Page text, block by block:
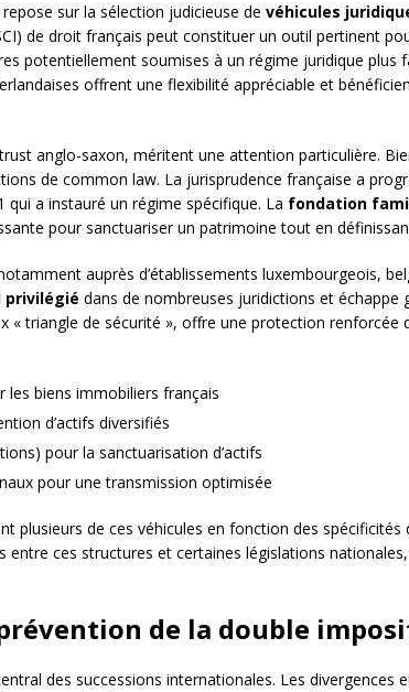
sur la sélection judicieuse de véhicules
de droit français peut constituer un outil pertinent
potentiellement soumises à un régime juridique plus
offrent une flexibilité appréciable et
anglo-saxon, méritent une attention particulière.
de common law. La jurisprudence française a
a instauré un régime spécifique. La fondation
pour sanctuariser un patrimoine tout en
auprès d’établissements luxembourgeois,
dans de nombreuses juridictions et échappe
triangle de sécurité », offre une protection renforcée
les biens immobiliers français
d’actifs diversifiés
pour la sanctuarisation d’actifs
pour une transmission optimisée
plusieurs de ces véhicules en fonction des
entre ces structures et certaines législations
de la double
des successions internationales. Les